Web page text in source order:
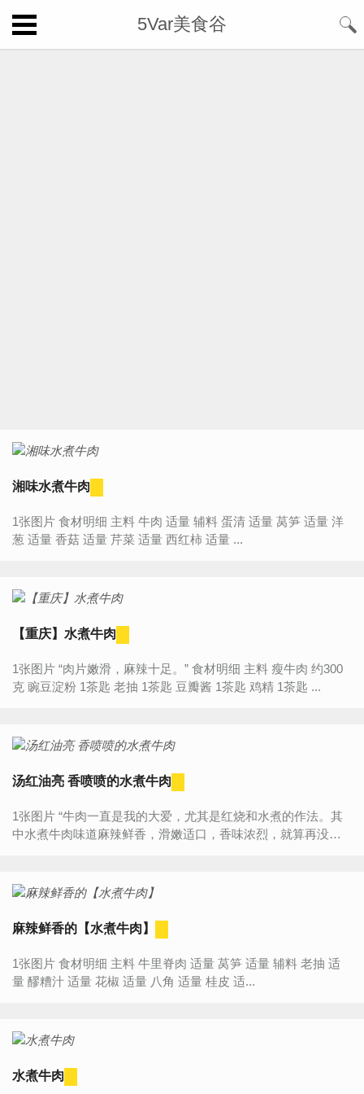
5Var美食谷
湘味水煮牛肉
1张图片 食材明细 主料 牛肉 适量 辅料 蛋清 适量 莴笋 适量 洋
葱 适量 香菇 适量 芹菜 适量 西红柿 适量 ...
【重庆】水煮牛肉
1张图片 “肉片嫩滑，麻辣十足。” 食材明细 主料 瘦牛肉 约300
克 豌豆淀粉 1茶匙 老抽 1茶匙 豆瓣酱 1茶匙 鸡精 1茶匙 ...
汤红油亮 香喷喷的水煮牛肉
1张图片 “牛肉一直是我的大爱，尤其是红烧和水煮的作法。其
中水煮牛肉味道麻辣鲜香，滑嫩适口，香味浓烈，就算再没有
麻辣鲜香的【水煮牛肉】
1张图片 食材明细 主料 牛里脊肉 适量 莴笋 适量 辅料 老抽 适
量 醪糟汁 适量 花椒 适量 八角 适量 桂皮 适...
水煮牛肉